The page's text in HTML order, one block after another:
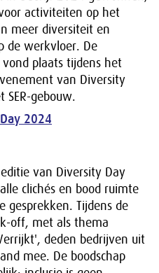
activiteiten op het
meer diversiteit en
de werkvloer. De
plaats tijdens het
van Diversity
SER-gebouw.
2024
editie van Diversity Day
clichés en bood ruimte
gesprekken. Tijdens de
off, met als thema
deden bedrijven uit
mee. De boodschap